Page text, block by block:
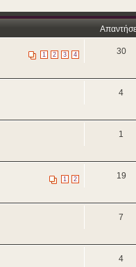
1 2 3 4 30
4
1
1 2 19
7
4